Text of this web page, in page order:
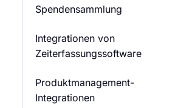
Spendensammlung
Integrationen von
Zeiterfassungssoftware
Produktmanagement-
Integrationen